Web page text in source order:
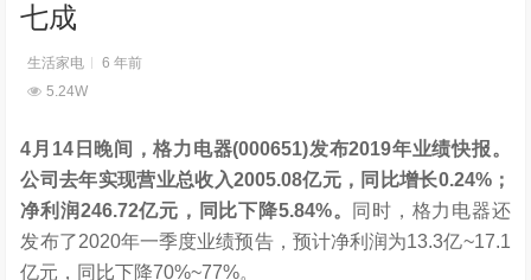
七成
生活家电
6 年前
5.24W
4月14日晚间，格力电器(000651)发布2019年业绩快报。
公司去年实现营业总收入2005.08亿元，同比增长0.24%；
净利润246.72亿元，同比下降5.84%。
同时，格力电器还
发布了2020年一季度业绩预告，预计净利润为13.3亿~17.1
亿元，同比下降70%~77%。